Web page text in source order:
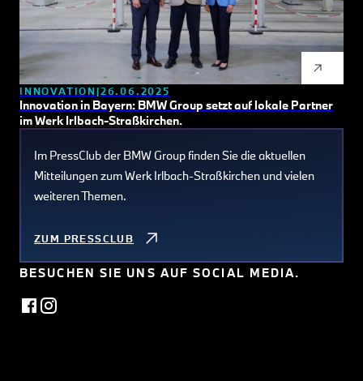
INNOVATION 26.06.2025
Innovation in Bayern: BMW Group setzt auf lokale Partner
im Werk Irlbach-Straßkirchen.
Im PressClub der BMW Group finden Sie die aktuellen
Mitteilungen zum Werk Irlbach-Straßkirchen und vielen
weiteren Themen.
ZUM PRESSCLUB
BESUCHEN SIE UNS AUF SOCIAL MEDIA.